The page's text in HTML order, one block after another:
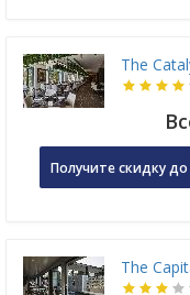
The
Получите скидку до
The